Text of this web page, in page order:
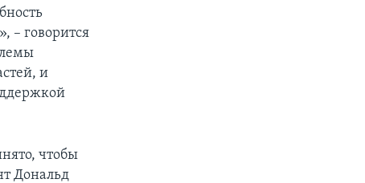
– говорится
и
чтобы
Дональд